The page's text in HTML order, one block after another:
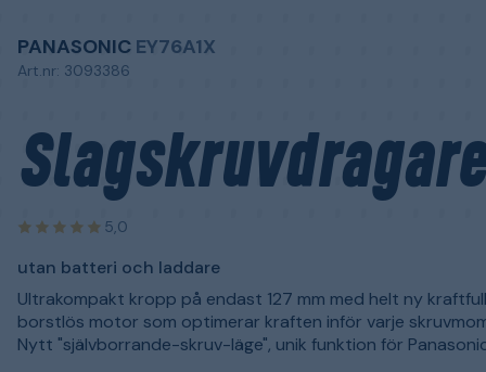
PANASONIC EY76A1X
Art.nr: 3093386
Slagskruvdragare
5,0
utan batteri och laddare
Ultrakompakt kropp på endast 127 mm med helt ny
borstlös motor som optimerar kraften inför varje
Nytt "självborrande-skruv-läge", unik funktion för